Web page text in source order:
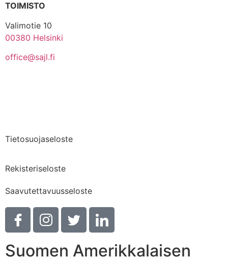
TOIMISTO
Valimotie 10
00380 Helsinki
office@sajl.fi
Tietosuojaseloste
Rekisteriseloste
Saavutettavuusseloste
Suomen Amerikkalaisen